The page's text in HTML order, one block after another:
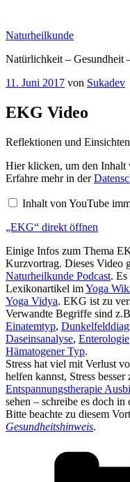
springen
Naturheilkunde
Natürlichkeit – Gesundheit
Veröffentlicht
11. Juni 2017 von Sukadev
EKG Video
Reflektionen und
„EKG“
von
YouTube
Hier klicken, um den Inhalt
Erfahre mehr in der
Inhalt von YouTube
„EKG“ direkt öffnen
Einige Infos zum Thema
Kurzvortrag. Dieses Video
Naturheilkunde Podcast.
Lexikonartikel imYoga
Yoga Vidya. EKG ist zu
Verwandte Begriffe sind
Einatemtyp,
Daseinsanalyse, Enterologie
Hämatogener Typ.
Stress hat viel mit Verlust
helfen kannst, Stress
Entspannungstherapie
sehen – schreibe es doch in
Bitte beachte zu diesem
Gesundheitshinweis.